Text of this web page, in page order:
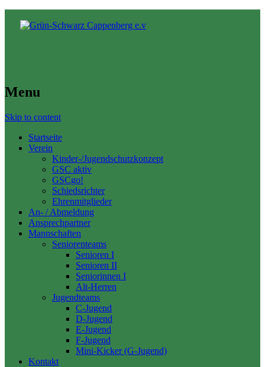
Menu
Skip to content
Startseite
Verein
Kinder-/Jugendschutzkonzept
GSC aktiv
GSCgo!
Schiedsrichter
Ehrenmitglieder
An- / Abmeldung
Ansprechpartner
Mannschaften
Seniorenteams
Senioren I
Senioren II
Seniorinnen I
Alt-Herren
Jugendteams
C-Jugend
D-Jugend
E-Jugend
F-Jugend
Mini-Kicker (G-Jugend)
Kontakt